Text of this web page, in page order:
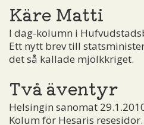
Käre Matti
I dag-kolumn i
Ett nytt brev till
det så kallade mjölkkriget.
Två äventyr
Helsingin sanomat
Kolum för Hesaris